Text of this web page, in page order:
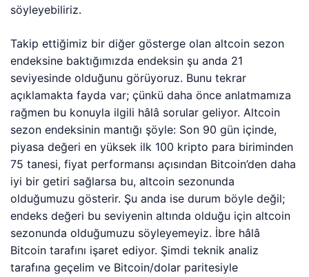
söyleyebiliriz.
Takip ettiğimiz bir diğer gösterge olan altcoin sezon
endeksine baktığımızda endeksin şu anda 21
seviyesinde olduğunu görüyoruz. Bunu tekrar
açıklamakta fayda var; çünkü daha önce anlatmamıza
rağmen bu konuyla ilgili hâlâ sorular geliyor. Altcoin
sezon endeksinin mantığı şöyle: Son 90 gün içinde,
piyasa değeri en yüksek ilk 100 kripto para biriminden
75 tanesi, fiyat performansı açısından Bitcoin’den daha
iyi bir getiri sağlarsa bu, altcoin sezonunda
olduğumuzu gösterir. Şu anda ise durum böyle değil;
endeks değeri bu seviyenin altında olduğu için altcoin
sezonunda olduğumuzu söyleyemeyiz. İbre hâlâ
Bitcoin tarafını işaret ediyor. Şimdi teknik analiz
tarafına geçelim ve Bitcoin/dolar paritesiyle